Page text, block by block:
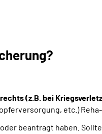
(z.B. bei
etc.)
beantragt haben.